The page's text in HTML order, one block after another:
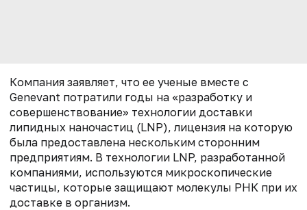
Компания заявляет, что ее ученые вместе с
Genevant потратили годы на «разработку и
совершенствование» технологии доставки
липидных наночастиц (LNP), лицензия на которую
была предоставлена ​​нескольким сторонним
предприятиям. В технологии LNP, разработанной
компаниями, используются микроскопические
частицы, которые защищают молекулы РНК при их
доставке в организм.